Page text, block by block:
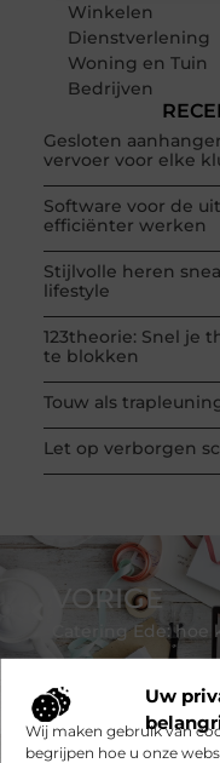
Uw
Wij maken gebruik van
begrijpen hoe u onze
Winkelen
Dienstverlening
Woning en Tuin
Bedrijven
Gesloten
vervoer voor elke
Software voor de
efficiënter werken
Stijlvolle heren
lifestyle
123theorie: Snel je
te blokken
Touw als
Let op verborgen
VORIGE